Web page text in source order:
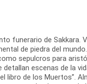
funerario de Sakkara.
de piedra del
sepulcros para
escenas de la
libro de los Muertos”.